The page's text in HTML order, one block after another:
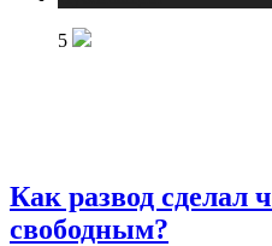
5
Как развод сделал
свободным?